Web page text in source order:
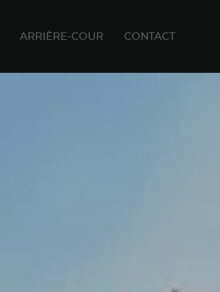
ARRIÈRE-COUR CONTACT